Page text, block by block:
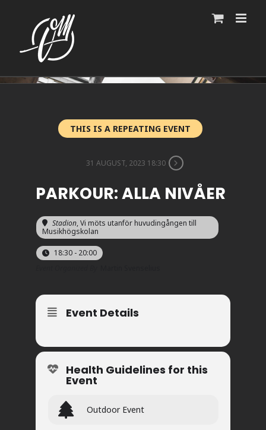
innehållet
THIS IS A REPEATING EVENT
31 AUGUST, 2023 18:30
PARKOUR: ALLA NIVÅER
Stadion, Vi möts utanför huvudingången till
Musikhögskolan
18:30 - 20:00
Event Details
Health Guidelines for this
Event
Outdoor Event